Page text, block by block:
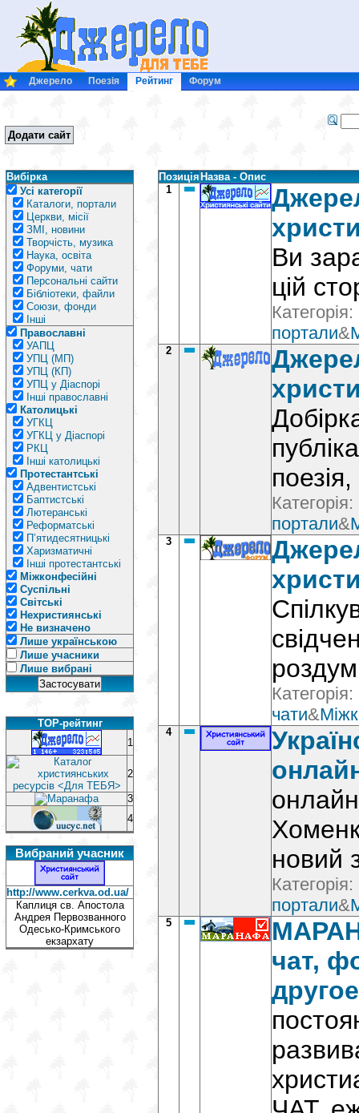
Джерело Поезія Рейтинг Форум
Додати сайт
Вибірка
Усі категорії
Каталоги, портали
Церкви, місії
ЗМІ, новини
Творчість, музика
Наука, освіта
Форуми, чати
Персональні сайти
Бібліотеки, файли
Союзи, фонди
Інші
Православні
УАПЦ
УПЦ (МП)
УПЦ (КП)
УПЦ у Діаспорі
Інші православні
Католицькі
УГКЦ
УГКЦ у Діаспорі
РКЦ
Інші католицькі
Протестантські
Адвентистські
Баптистські
Лютеранські
Реформатські
П’ятидесятницькі
Харизматичні
Інші протестантські
Міжконфесійні
Суспільні
Світські
Нехристиянські
Не визначено
Лише українською
Лише учасники
Лише вибрані
TOP-рейтинг
1
2
3
4
Вибраний учасник
http://www.cerkva.od.ua/
Каплиця св. Апостола
Андрея Первозванного
Одесько-Кримського
екзархату
Позиція Назва - Опис
1
Ви
цій
Категорія:
портали&
2
Категорія:
портали&
3
Категорія:
чати&
4
новий
Категорія:
портали&
5
чат,